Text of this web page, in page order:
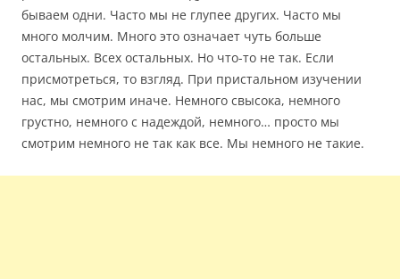
бываем одни. Часто мы не глупее других. Часто мы
много молчим. Много это означает чуть больше
остальных. Всех остальных. Но что-то не так. Если
присмотреться, то взгляд. При пристальном изучении
нас, мы смотрим иначе. Немного свысока, немного
грустно, немного с надеждой, немного… просто мы
смотрим немного не так как все. Мы немного не такие.